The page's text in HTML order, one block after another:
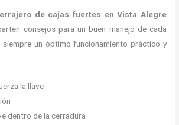
de cajas fuertes en Vista Alegre
consejos para un buen manejo de cada
un óptimo funcionamiento práctico y
la llave
dentro de la cerradura